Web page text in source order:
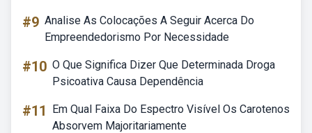
#9 Analise As Colocações A Seguir Acerca Do
Empreendedorismo Por Necessidade
#10 O Que Significa Dizer Que Determinada Droga
Psicoativa Causa Dependência
#11
Em Qual Faixa Do Espectro Visível Os Carotenos
Absorvem Majoritariamente